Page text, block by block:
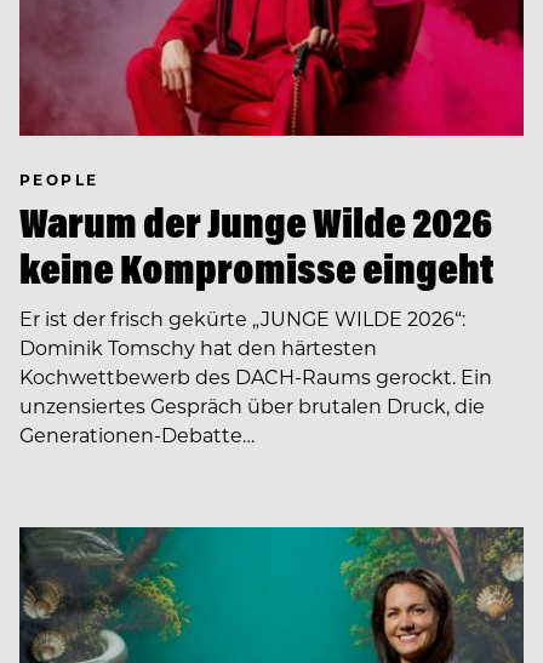
PEOPLE
Warum der Junge Wilde 2026
keine Kompromisse eingeht
Er ist der frisch gekürte „JUNGE WILDE 2026“:
Dominik Tomschy hat den härtesten
Kochwettbewerb des DACH-Raums gerockt. Ein
unzensiertes Gespräch über brutalen Druck, die
Generationen-Debatte…